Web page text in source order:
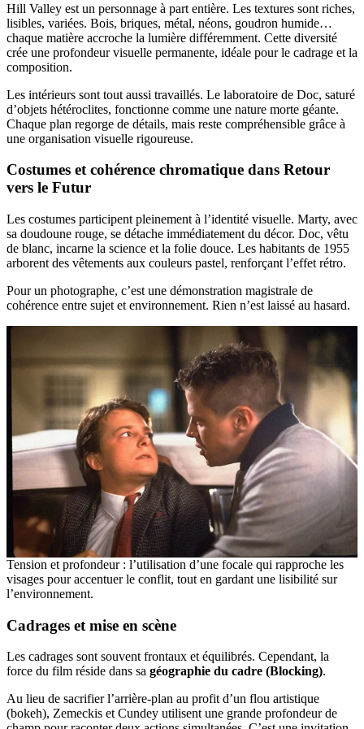
Hill Valley est un personnage à part entière. Les textures sont riches,
lisibles, variées. Bois, briques, métal, néons, goudron humide…
chaque matière accroche la lumière différemment. Cette diversité
crée une profondeur visuelle permanente, idéale pour le cadrage et la
composition.
Les intérieurs sont tout aussi travaillés. Le laboratoire de Doc, saturé
d’objets hétéroclites, fonctionne comme une nature morte géante.
Chaque plan regorge de détails, mais reste compréhensible grâce à
une organisation visuelle rigoureuse.
Costumes et cohérence chromatique dans Retour
vers le Futur
Les costumes participent pleinement à l’identité visuelle. Marty, avec
sa doudoune rouge, se détache immédiatement du décor. Doc, vêtu
de blanc, incarne la science et la folie douce. Les habitants de 1955
arborent des vêtements aux couleurs pastel, renforçant l’effet rétro.
Pour un photographe, c’est une démonstration magistrale de
cohérence entre sujet et environnement. Rien n’est laissé au hasard.
Tension et profondeur : l’utilisation d’une focale qui rapproche les
visages pour accentuer le conflit, tout en gardant une lisibilité sur
l’environnement.
Cadrages et mise en scène
Les cadrages sont souvent frontaux et équilibrés. Cependant, la
force du film réside dans sa géographie du cadre (Blocking).
Au lieu de sacrifier l’arrière-plan au profit d’un flou artistique
(bokeh), Zemeckis et Cundey utilisent une grande profondeur de